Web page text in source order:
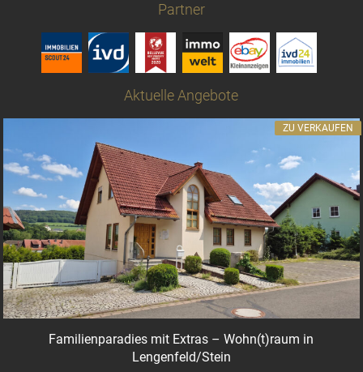
Partner
Aktuelle Angebote
Familienparadies mit Extras – Wohn(t)raum in
Lengenfeld/Stein
ZU VERKAUFEN